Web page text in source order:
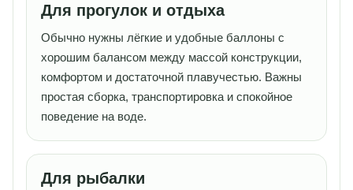
Для прогулок и отдыха
Обычно нужны лёгкие и удобные баллоны с
хорошим балансом между массой конструкции,
комфортом и достаточной плавучестью. Важны
простая сборка, транспортировка и спокойное
поведение на воде.
Для рыбалки